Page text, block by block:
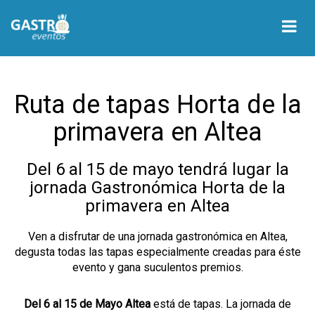
Ruta de tapas Horta de la
primavera en Altea
Del 6 al 15 de mayo tendrá lugar la
jornada Gastronómica Horta de la
primavera en Altea
Ven a disfrutar de una jornada gastronómica en Altea,
degusta todas las tapas especialmente creadas para éste
evento y gana suculentos premios.
Del 6 al 15 de Mayo Altea está de tapas. La jornada de